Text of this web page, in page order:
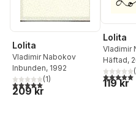
Lolita
Vladimir Nabokov
Inbunden, 1992
5,0utav 5 stjärnor. Totalt antal
(1)
209 kr
Lolita
Vladimir
Häftad,
5,0utav (
119 kr